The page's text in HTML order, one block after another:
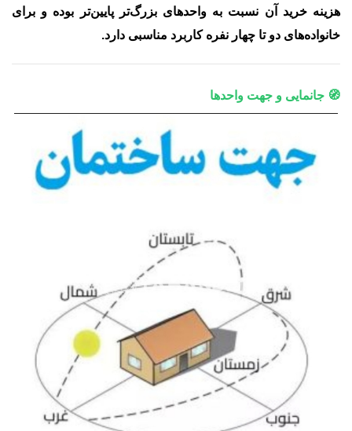
هزینه خرید آن نسبت به واحدهای بزرگ‌تر پایین‌تر بوده و برای
خانواده‌های دو تا چهار نفره کاربرد مناسبی دارد.
🧭 جانمایی و جهت واحدها